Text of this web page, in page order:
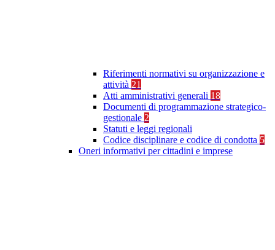
Riferimenti normativi su organizzazione e
attività 21
Atti amministrativi generali 18
Documenti di programmazione strategico-
gestionale 2
Statuti e leggi regionali
Codice disciplinare e codice di condotta 5
Oneri informativi per cittadini e imprese